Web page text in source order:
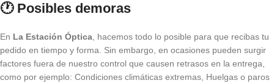
🕐 Posibles demoras
En La Estación Óptica, hacemos todo lo posible para que recibas tu
pedido en tiempo y forma. Sin embargo, en ocasiones pueden surgir
factores fuera de nuestro control que causen retrasos en la entrega,
como por ejemplo: Condiciones climáticas extremas, Huelgas o paros